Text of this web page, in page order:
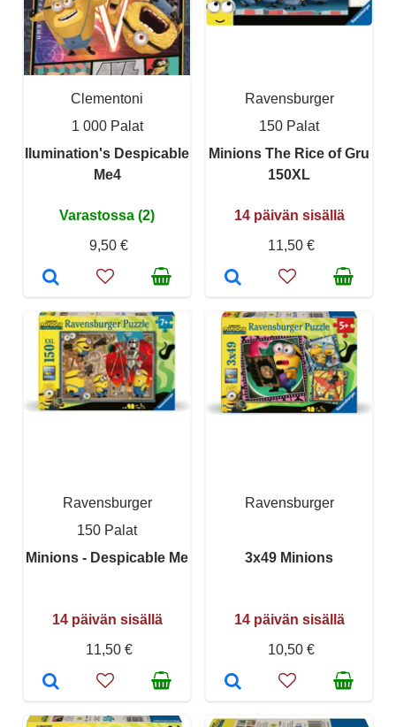
Clementoni
1 000 Palat
Ilumination's Despicable
Me4
Varastossa (2)
9,50 €
Ravensburger
150 Palat
Minions The Rice of Gru
150XL
14 päivän sisällä
11,50 €
Ravensburger
150 Palat
Minions - Despicable Me
14 päivän sisällä
11,50 €
Ravensburger
3x49 Minions
14 päivän sisällä
10,50 €